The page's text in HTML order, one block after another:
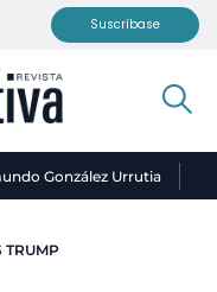
Suscríbase
González Urrutia
TRUMP